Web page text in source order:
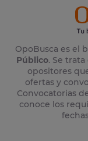
OpoBusca es el
Público. Se
opositores
ofertas y
Convocatorias
conoce los